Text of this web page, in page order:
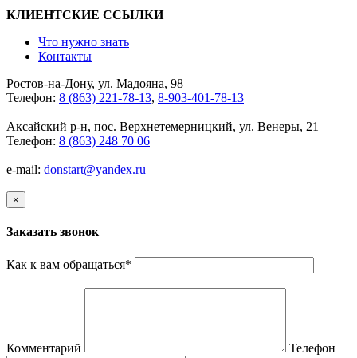
КЛИЕНТСКИЕ ССЫЛКИ
Что нужно знать
Контакты
Ростов-на-Дону, ул. Мадояна, 98
Телефон: 8 (863) 221-78-13, 8-903-401-78-13
Аксайский р-н, пос. Верхнетемерницкий, ул. Венеры, 21
Телефон: 8 (863) 248 70 06
e-mail: donstart@yandex.ru
×
Заказать звонок
Как к вам обращаться*
Комментарий Телефон